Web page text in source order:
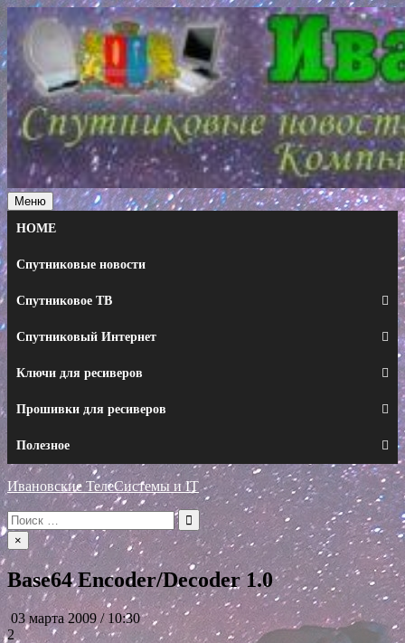
Перейти
к
содержимому
Меню
HOME
Спутниковые новости
Спутниковое ТВ
Спутниковый Интернет
Ключи для ресиверов
Прошивки для ресиверов
Полезное
Ивановские ТелеСистемы и IT
Искать:
×
Base64 Encoder/Decoder 1.0
03 марта 2009 / 10:30
2